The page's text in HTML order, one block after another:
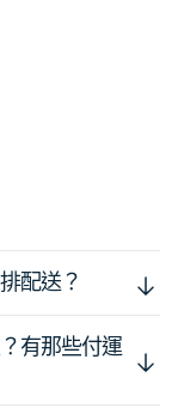
配送？
有那些付運